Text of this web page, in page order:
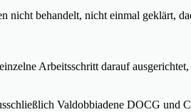
nicht behandelt, nicht einmal geklärt,
Arbeitsschritt darauf
Valdobbiadene DOCG und